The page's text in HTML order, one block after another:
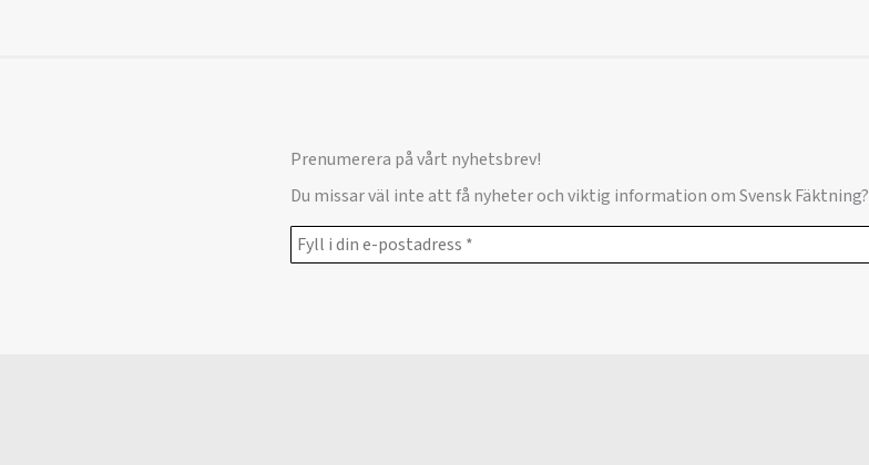
Prenumerera på vårt nyhetsbrev!
Du missar väl inte att få nyheter och viktig information om Svensk Fäktning?